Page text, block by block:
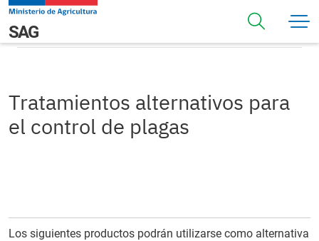
Pasar al contenido principal
Navegación principal
SAGTratamientos alternativos para el control de plagas
Tratamientos alternativos para
el control de plagas
Los siguientes productos podrán utilizarse como alternativa